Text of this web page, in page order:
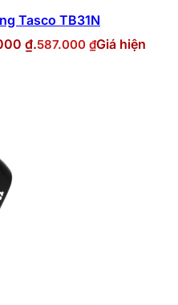
Tasco TB31N
₫.587.000 ₫Giá hiện